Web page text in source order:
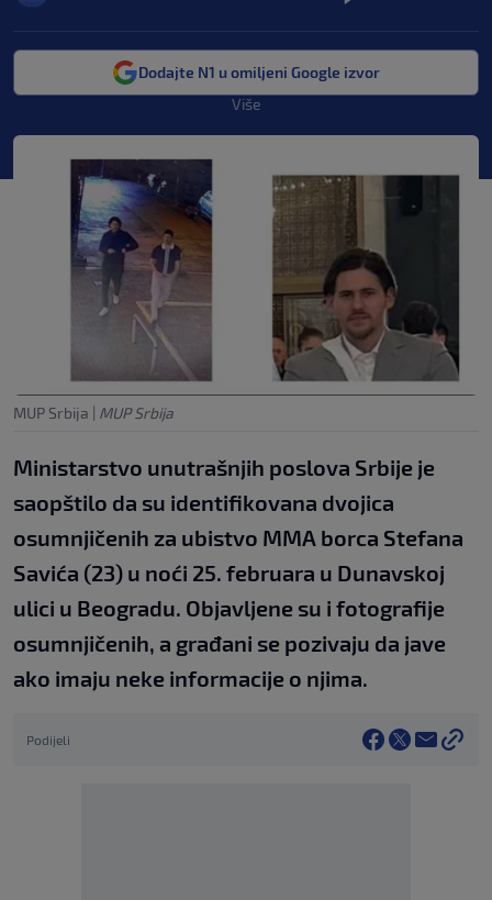
Dodajte N1 u omiljeni Google izvor
Više
MUP Srbija | MUP Srbija
Ministarstvo unutrašnjih poslova Srbije je
saopštilo da su identifikovana dvojica
osumnjičenih za ubistvo MMA borca Stefana
Savića (23) u noći 25. februara u Dunavskoj
ulici u Beogradu. Objavljene su i fotografije
osumnjičenih, a građani se pozivaju da jave
ako imaju neke informacije o njima.
Podijeli